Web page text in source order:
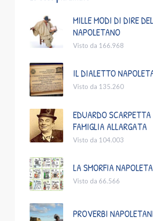
MILLE MODI DI DIRE
NAPOLETANO
Visto da 166.968
IL DIALETTO
Visto da 135.260
EDUARDO
FAMIGLIA ALLARGATA
Visto da 104.003
LA SMORFIA
Visto da 66.566
PROVERBI